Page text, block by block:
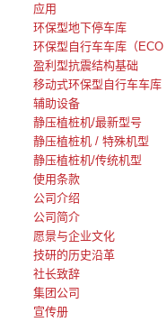
应用
环保型地下停车库
环保型自行车车库（ECO
盈利型抗震结构基础
移动式环保型自行车车库
辅助设备
静压植桩机/最新型号
静压植桩机 / 特殊机型
静压植桩机/传统机型
使用条款
公司介绍
公司简介
愿景与企业文化
技研的历史沿革
社长致辞
集团公司
宣传册